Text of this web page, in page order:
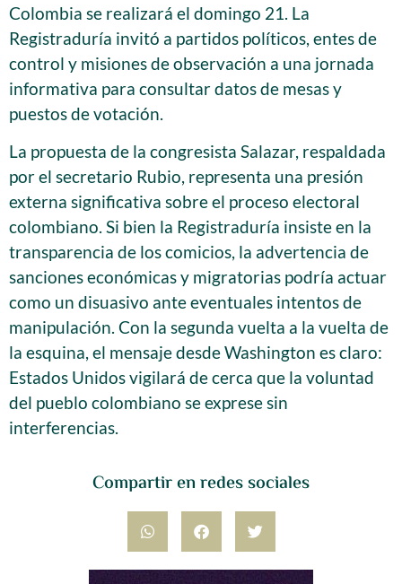
Compartir en redes sociales
Colombia se realizará el domingo 21. La
Registraduría invitó a partidos políticos, entes de
control y misiones de observación a una jornada
informativa para consultar datos de mesas y
puestos de votación.
La propuesta de la congresista Salazar, respaldada
por el secretario Rubio, representa una presión
externa significativa sobre el proceso electoral
colombiano. Si bien la Registraduría insiste en la
transparencia de los comicios, la advertencia de
sanciones económicas y migratorias podría actuar
como un disuasivo ante eventuales intentos de
manipulación. Con la segunda vuelta a la vuelta de
la esquina, el mensaje desde Washington es claro:
Estados Unidos vigilará de cerca que la voluntad
del pueblo colombiano se exprese sin
interferencias.